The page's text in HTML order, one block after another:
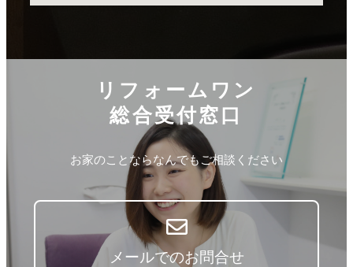
リフォームワン
総合受付窓口
お家のことならなんでもご相談ください
メールでのお問合せ